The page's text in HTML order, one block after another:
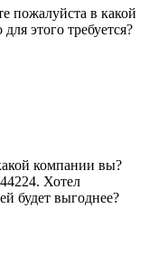
пожалуйста в какой
этого требуется?
компании вы?
Хотел
будет выгоднее?